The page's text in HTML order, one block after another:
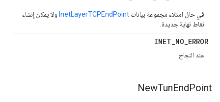
في حال امتلاء مجموعة بيانات InetLayerTCPEndPoint
ولا يمكن إنشاء
نقاط نهاية جديدة.
INET_NO_ERROR
عند النجاح.
NewTunEndPoint